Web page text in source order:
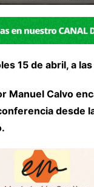
15 de abril, a las
Manuel Calvo
desde